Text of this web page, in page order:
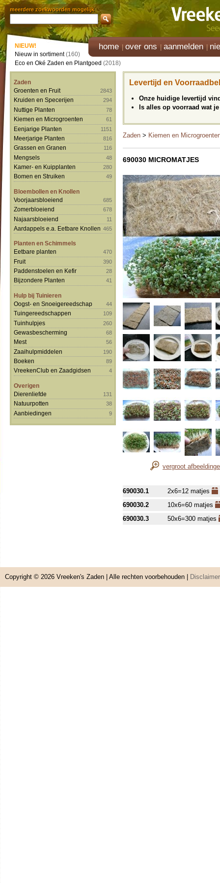
meerdere zoekwoorden mogelijk
home over ons aanmelden
NIEUW!
Nieuw in sortiment(160)
Eco en Oké Zaden en Plantgoed (2018)
Zaden
Groenten en Fruit
2843
Kruiden en Specerijen 294
Nuttige Planten 78
Kiemen en Microgroenten 61
Eenjarige Planten 1151
Meerjarige Planten 816
Grassen en Granen 116
Mengsels 48
Kamer- en Kuipplanten 280
Bomen en Struiken 49
Bloembollen en Knollen
Voorjaarsbloeiend
685
Zomerbloeiend 678
Najaarsbloeiend 11
Aardappels e.a. Eetbare Knollen 465
Planten en Schimmels
Eetbare planten
470
Fruit 390
Paddenstoelen en Kefir 28
Bijzondere Planten 41
Hulp bij Tuinieren
Oogst- en Snoeigereedschap
44
Tuingereedschappen 109
Tuinhulpjes 260
Gewasbescherming 68
Mest 56
Zaaihulpmiddelen 190
Boeken 89
VreekenClub en Zaadgidsen 4
Overigen
Dierenliefde
131
Natuurpotten 38
Aanbiedingen 9
Levertijd en
Onze huidige levertijd
Is alles op voorraad wat
Zaden > Kiemen en
690030 MICROMATJES
vergroot
690030.1
2x6=12 matjes
690030.2
10x6=60 matjes
690030.3
50x6=300 matjes
Copyright © 2026 Vreeken's Zaden | Alle rechten voorbehouden | Disclaimer